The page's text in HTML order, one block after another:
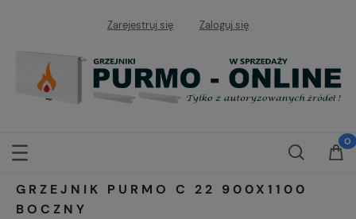
Zarejestruj się Zaloguj się
GRZEJNIK PURMO C 22 900X1100
BOCZNY